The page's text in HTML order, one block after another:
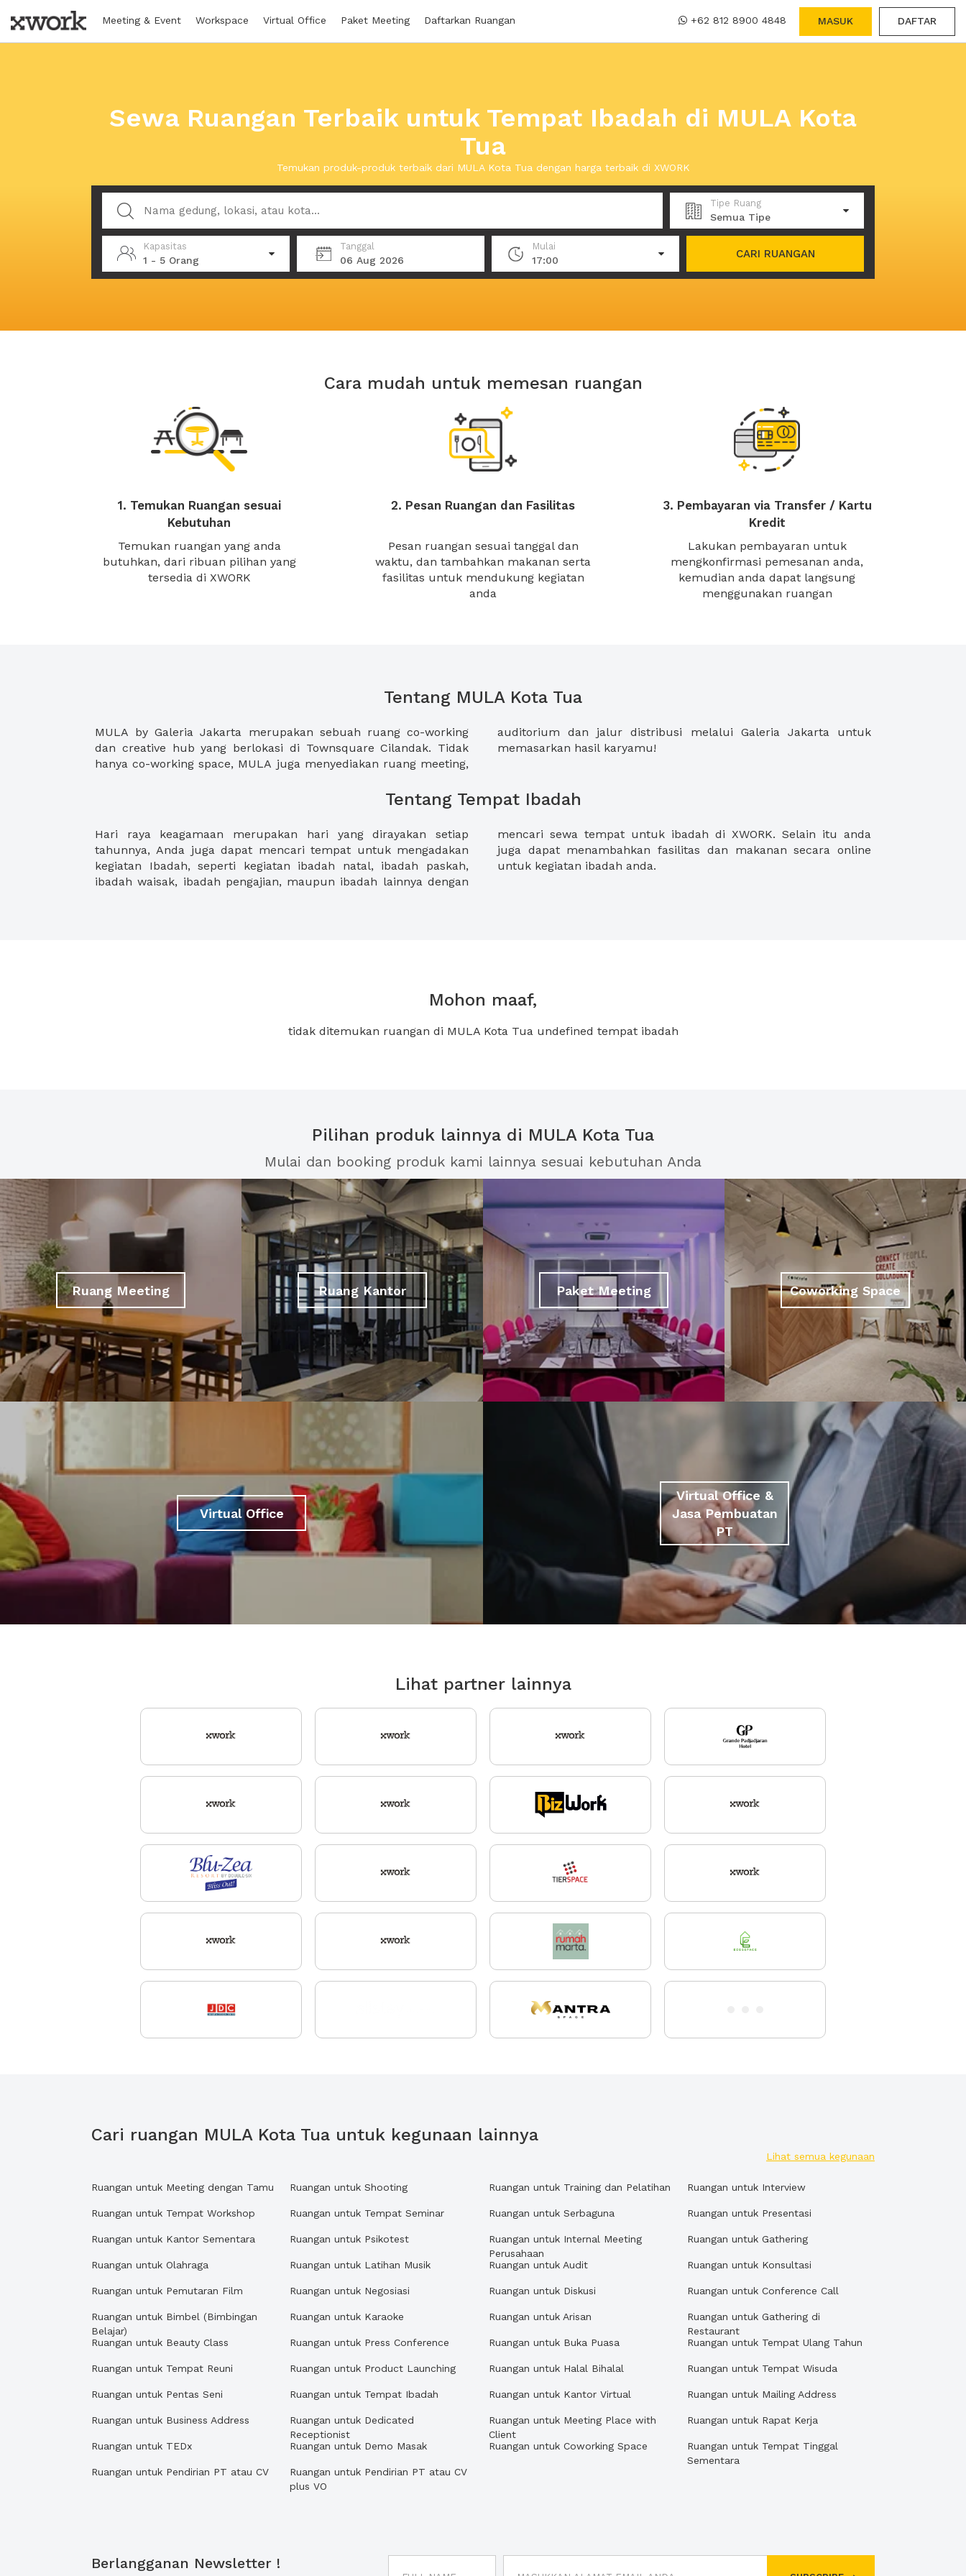
Meeting & Event Workspace Virtual Office Paket Meeting Daftarkan Ruangan +62 812 8900 4848 MASUK DAFTAR
Sewa Ruangan Terbaik untuk Tempat Ibadah di MULA Kota
Tua
Temukan produk-produk terbaik dari MULA Kota Tua dengan harga terbaik di XWORK
Tipe Ruang
Semua Tipe
Kapasitas
1 - 5 Orang
Tanggal
06 Aug 2026
Mulai
17:00
CARI RUANGAN
Cara mudah untuk memesan ruangan
1. Temukan Ruangan sesuai
Kebutuhan
Temukan ruangan yang anda
butuhkan, dari ribuan pilihan yang
tersedia di XWORK
2. Pesan Ruangan dan Fasilitas
Pesan ruangan sesuai tanggal dan
waktu, dan tambahkan makanan serta
fasilitas untuk mendukung kegiatan
anda
3. Pembayaran via Transfer / Kartu
Kredit
Lakukan pembayaran untuk
mengkonfirmasi pemesanan anda,
kemudian anda dapat langsung
menggunakan ruangan
Tentang MULA Kota Tua
MULA by Galeria Jakarta merupakan sebuah ruang co-working
dan creative hub yang berlokasi di Townsquare Cilandak. Tidak
hanya co-working space, MULA juga menyediakan ruang meeting,
auditorium dan jalur distribusi melalui Galeria Jakarta untuk
memasarkan hasil karyamu!
Tentang Tempat Ibadah
Hari raya keagamaan merupakan hari yang dirayakan setiap
tahunnya, Anda juga dapat mencari tempat untuk mengadakan
kegiatan Ibadah, seperti kegiatan ibadah natal, ibadah paskah,
ibadah waisak, ibadah pengajian, maupun ibadah lainnya dengan
mencari sewa tempat untuk ibadah di XWORK. Selain itu anda
juga dapat menambahkan fasilitas dan makanan secara online
untuk kegiatan ibadah anda.
Mohon maaf,
tidak ditemukan ruangan di MULA Kota Tua undefined tempat ibadah
Pilihan produk lainnya di MULA Kota Tua
Mulai dan booking produk kami lainnya sesuai kebutuhan Anda
Ruang Meeting Ruang Kantor Paket Meeting Coworking Space
Virtual Office
Virtual Office &
Jasa Pembuatan
PT
Lihat partner lainnya
Cari ruangan MULA Kota Tua untuk kegunaan lainnya
Lihat semua kegunaan
Ruangan untuk Meeting dengan Tamu Ruangan untuk Shooting Ruangan untuk Training dan Pelatihan Ruangan untuk Interview
Ruangan untuk Tempat Workshop Ruangan untuk Tempat Seminar Ruangan untuk Serbaguna Ruangan untuk Presentasi
Ruangan untuk Kantor Sementara Ruangan untuk Psikotest
Ruangan untuk Internal Meeting
Perusahaan
Ruangan untuk Gathering
Ruangan untuk Olahraga Ruangan untuk Latihan Musik Ruangan untuk Audit Ruangan untuk Konsultasi
Ruangan untuk Pemutaran Film Ruangan untuk Negosiasi Ruangan untuk Diskusi Ruangan untuk Conference Call
Ruangan untuk Bimbel (Bimbingan
Belajar)
Ruangan untuk Karaoke Ruangan untuk Arisan
Ruangan untuk Gathering di
Restaurant
Ruangan untuk Beauty Class
Ruangan untuk Press Conference Ruangan untuk Buka Puasa Ruangan untuk Tempat Ulang Tahun
Ruangan untuk Tempat Reuni Ruangan untuk Product Launching Ruangan untuk Halal Bihalal Ruangan untuk Tempat Wisuda
Ruangan untuk Pentas Seni Ruangan untuk Tempat Ibadah Ruangan untuk Kantor Virtual Ruangan untuk Mailing Address
Ruangan untuk Business Address
Ruangan untuk Dedicated
Receptionist
Ruangan untuk Meeting Place with
Client
Ruangan untuk Rapat Kerja
Ruangan untuk TEDx Ruangan untuk Demo Masak Ruangan untuk Coworking Space
Ruangan untuk Tempat Tinggal
Sementara
Ruangan untuk Pendirian PT atau CV
Ruangan untuk Pendirian PT atau CV
plus VO
Berlangganan Newsletter !